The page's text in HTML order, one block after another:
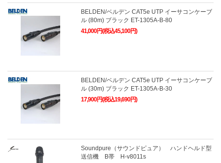
BELDEN/ベルデン CAT5e UTP イーサコンケーブ
ル (80m) ブラック ET-1305A-B-80
41,000円(税込45,100円)
BELDEN/ベルデン CAT5e UTP イーサコンケーブ
ル (30m) ブラック ET-1305A-B-30
17,900円(税込19,690円)
Soundpure（サウンドピュア） ハンドヘルド型
送信機 B帯 H-v8011s